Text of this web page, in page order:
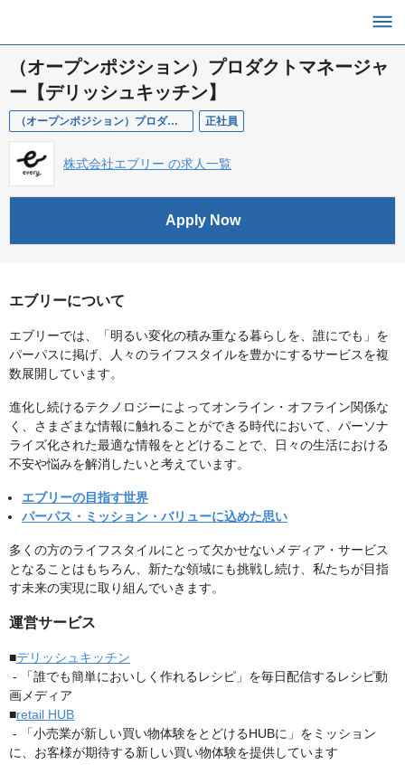
（オープンポジション）プロダクトマネージャ
ー【デリッシュキッチン】
（オープンポジション）プロダクトマネージャー【デリッシュキッチン】 正社員
株式会社エブリー の求人一覧
Apply Now
エブリーについて
エブリーでは、「明るい変化の積み重なる暮らしを、誰にでも」を
パーパスに掲げ、人々のライフスタイルを豊かにするサービスを複
数展開しています。
進化し続けるテクノロジーによってオンライン・オフライン関係な
く、さまざまな情報に触れることができる時代において、パーソナ
ライズ化された最適な情報をとどけることで、日々の生活における
不安や悩みを解消したいと考えています。
エブリーの目指す世界
パーパス・ミッション・バリューに込めた思い
多くの方のライフスタイルにとって欠かせないメディア・サービス
となることはもちろん、新たな領域にも挑戦し続け、私たちが目指
す未来の実現に取り組んでいきます。
運営サービス
■デリッシュキッチン
- 「誰でも簡単においしく作れるレシピ」を毎日配信するレシピ動
画メディア
■retail HUB
- 「小売業が新しい買い物体験をとどけるHUBに」をミッション
に、お客様が期待する新しい買い物体験を提供しています